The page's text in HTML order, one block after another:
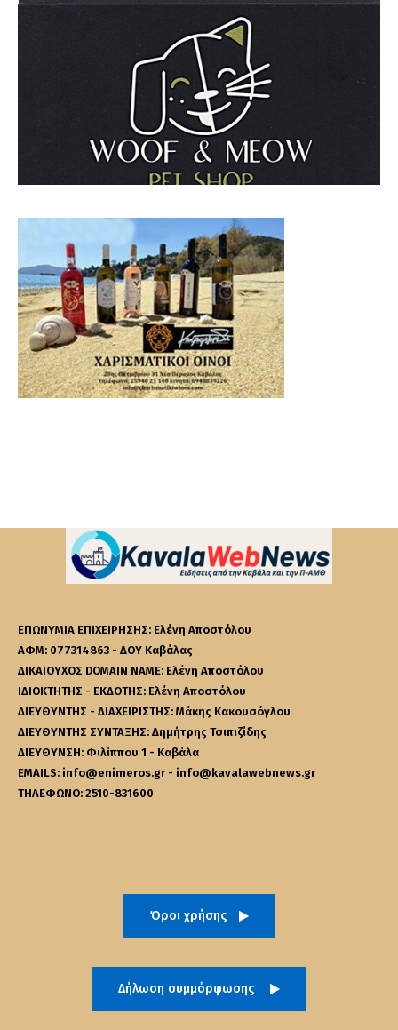
ΕΠΩΝΥΜΙΑ ΕΠΙΧΕΙΡΗΣΗΣ: Ελένη Αποστόλου
ΑΦΜ: 077314863 - ΔΟΥ Καβάλας
ΔΙΚΑΙΟΥΧΟΣ DOMAIN NAME: Ελένη Αποστόλου
ΙΔΙΟΚΤΗΤΗΣ - ΕΚΔΟΤΗΣ: Ελένη Αποστόλου
ΔΙΕΥΘΥΝΤΗΣ - ΔΙΑΧΕΙΡΙΣΤΗΣ: Μάκης Κακουσόγλου
ΔΙΕΥΘΥΝΤΗΣ ΣΥΝΤΑΞΗΣ: Δημήτρης Τσιπιζίδης
ΔΙΕΥΘΥΝΣΗ: Φιλίππου 1 - Καβάλα
EMAILS: info@enimeros.gr - info@kavalawebnews.gr
ΤΗΛΕΦΩΝΟ: 2510-831600
Όροι χρήσης
Δήλωση συμμόρφωσης